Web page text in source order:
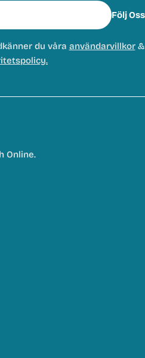
Följ Oss
du våra användarvillkor&
Online.